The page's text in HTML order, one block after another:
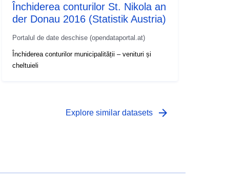
Închiderea conturilor St. Nikola an
der Donau 2016 (Statistik Austria)
Portalul de date deschise (opendataportal.at)
Închiderea conturilor municipalității – venituri și
cheltuieli
Explore similar datasets arrow_forward